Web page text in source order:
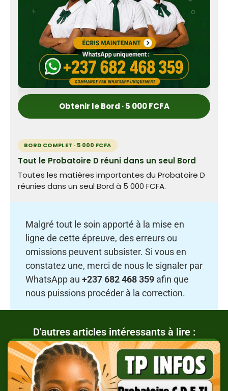
Obtenir le Bord · 5 000 FCFA
BORD COMPLET · 5 000 FCFA
Tout le Probatoire D réuni dans un seul Bord
Toutes les matières importantes du Probatoire D
réunies dans un seul Bord à 5 000 FCFA.
Malgré tout le soin apporté à la mise en
ligne de cette épreuve, des erreurs ou
omissions peuvent subsister. Si vous en
constatez une, merci de nous le signaler par
WhatsApp au +237 682 468 359 afin que
nous puissions procéder à la correction.
D'autres articles intéressants à lire :